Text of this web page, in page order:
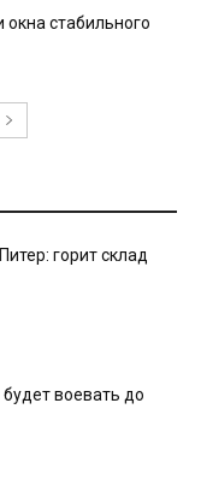
окна стабильного
горит склад
будет воевать до